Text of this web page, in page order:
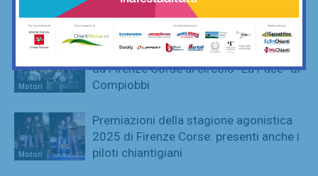
Motori
sponde delle Gualchiere”
Motori
Piloti e navigatori, i top 2025 premiati
da Firenze Corse al circolo “La Pace” di
Compiobbi
Motori
Premiazioni della stagione agonistica
2025 di Firenze Corse: presenti anche i
piloti chiantigiani